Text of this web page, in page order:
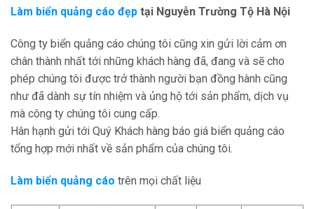
Làm biển quảng cáo đẹp tại Nguyễn Trường Tộ Hà Nội
Công ty biển quảng cáo chúng tôi cũng xin gửi lời cảm ơn
chân thành nhất tới những khách hàng đã, đang và sẽ cho
phép chúng tôi được trở thành người bạn đồng hành cũng
như đã dành sự tín nhiệm và ủng hộ tới sản phẩm, dịch vụ
mà công ty chúng tôi cung cấp.
Hân hạnh gửi tới Quý Khách hàng báo giá biển quảng cáo
tổng hợp mới nhất về sản phẩm của chúng tôi.
Làm biển quảng cáo trên mọi chất liệu